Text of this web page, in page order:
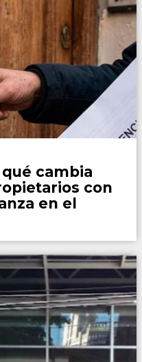
cambia
con
en el